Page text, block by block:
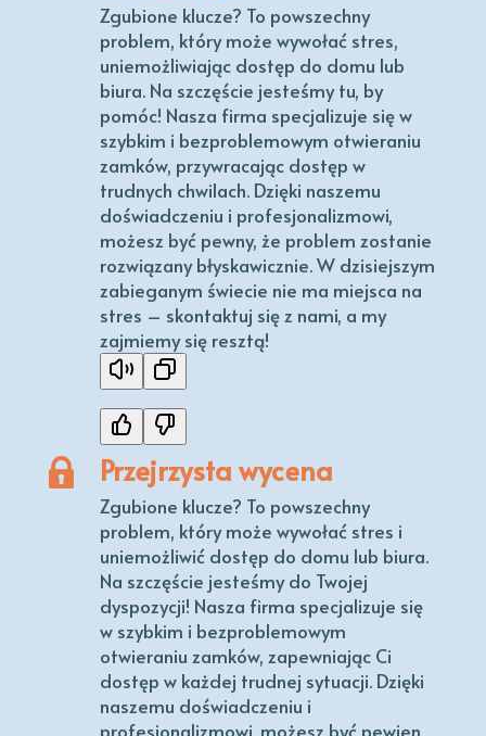
Zgubione klucze? To powszechny
problem, który może wywołać stres,
uniemożliwiając dostęp do domu lub
biura. Na szczęście jesteśmy tu, by
pomóc! Nasza firma specjalizuje się w
szybkim i bezproblemowym otwieraniu
zamków, przywracając dostęp w
trudnych chwilach. Dzięki naszemu
doświadczeniu i profesjonalizmowi,
możesz być pewny, że problem zostanie
rozwiązany błyskawicznie. W dzisiejszym
zabieganym świecie nie ma miejsca na
stres – skontaktuj się z nami, a my
zajmiemy się resztą!
Przejrzysta wycena
Zgubione klucze? To powszechny
problem, który może wywołać stres i
uniemożliwić dostęp do domu lub biura.
Na szczęście jesteśmy do Twojej
dyspozycji! Nasza firma specjalizuje się
w szybkim i bezproblemowym
otwieraniu zamków, zapewniając Ci
dostęp w każdej trudnej sytuacji. Dzięki
naszemu doświadczeniu i